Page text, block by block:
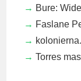
Bure:
Faslane
Torres